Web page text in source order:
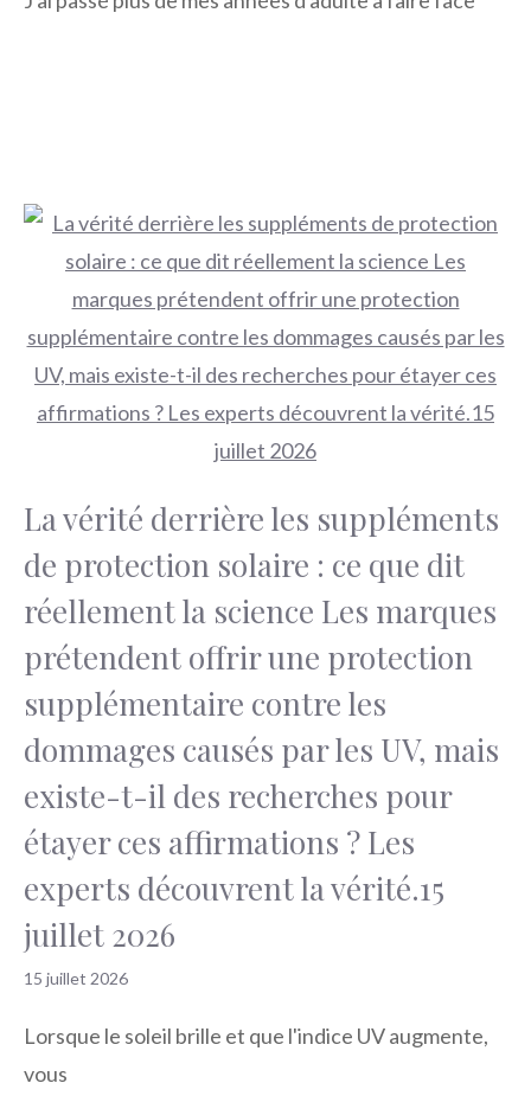
La vérité derrière les suppléments
de protection solaire : ce que dit
réellement la science Les marques
prétendent offrir une protection
supplémentaire contre les
dommages causés par les UV, mais
existe-t-il des recherches pour
étayer ces affirmations ? Les
experts découvrent la vérité.15
juillet 2026
15 juillet 2026
Lorsque le soleil brille et que l'indice UV augmente,
vous